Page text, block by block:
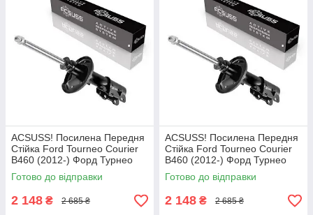
ACSUSS! Посилена Передня
Стійка Ford Tourneo Courier
B460 (2012-) Форд Турнео
Курєр Б460. Ліва. 335829 ,
3348057 Корея!
Готово до відправки
2 148 ₴ 2 685 ₴
ACSUSS! Посилена Передня
Стійка Ford Tourneo Courier
B460 (2012-) Форд Турнео
Курєр Б460. Права. 335830 ,
3348056 Корея!
Готово до відправки
2 148 ₴ 2 685 ₴